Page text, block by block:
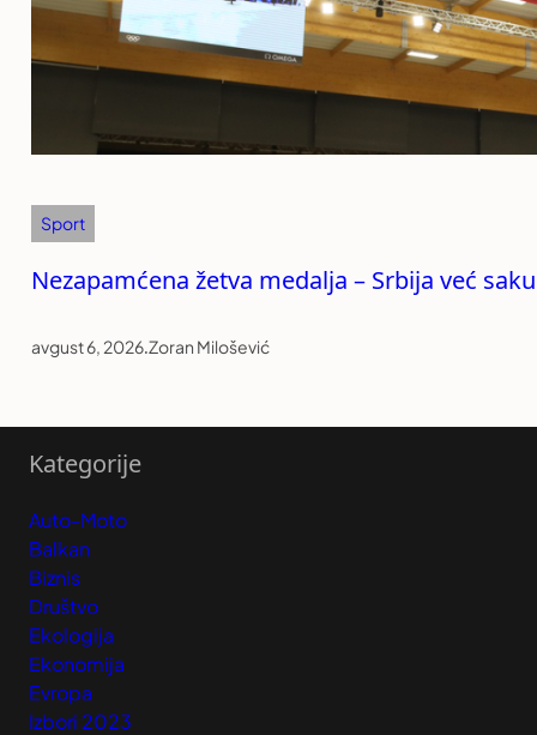
Sport
Nezapamćena žetva medalja – Srbija već
avgust 6, 2026.Zoran Milošević
Kategorije
Auto-Moto
Balkan
Biznis
Društvo
Ekologija
Ekonomija
Evropa
Izbori 2023